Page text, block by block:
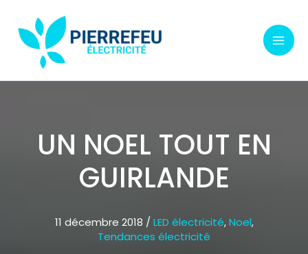
contenu
UN NOEL TOUT EN
GUIRLANDE
11 décembre 2018 / LED électricité,Noel,
Tendances électricité